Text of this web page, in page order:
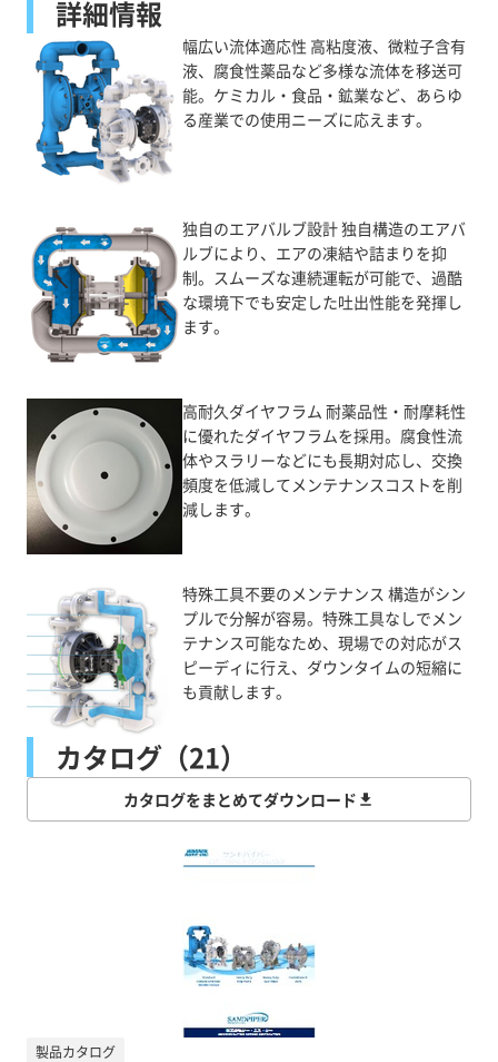
詳細情報
幅広い流体適応性 高粘度液、微粒子含有
液、腐食性薬品など多様な流体を移送可
能。ケミカル・食品・鉱業など、あらゆ
る産業での使用ニーズに応えます。
独自のエアバルブ設計 独自構造のエアバ
ルブにより、エアの凍結や詰まりを抑
制。スムーズな連続運転が可能で、過酷
な環境下でも安定した吐出性能を発揮し
ます。
高耐久ダイヤフラム 耐薬品性・耐摩耗性
に優れたダイヤフラムを採用。腐食性流
体やスラリーなどにも長期対応し、交換
頻度を低減してメンテナンスコストを削
減します。
特殊工具不要のメンテナンス 構造がシン
プルで分解が容易。特殊工具なしでメン
テナンス可能なため、現場での対応がス
ピーディに行え、ダウンタイムの短縮に
も貢献します。
カタログ（21）
カタログをまとめてダウンロード
製品カタログ